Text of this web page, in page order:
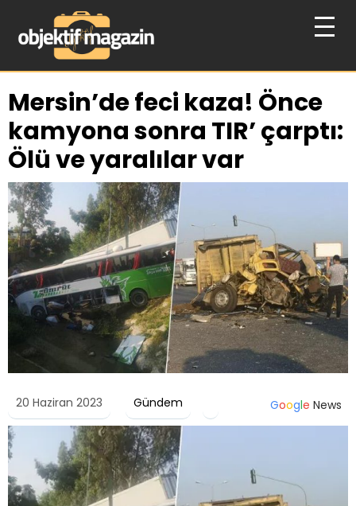
Mersin’de feci kaza! Önce
kamyona sonra TIR’ çarptı:
Ölü ve yaralılar var
20 Haziran 2023 Gündem Google News